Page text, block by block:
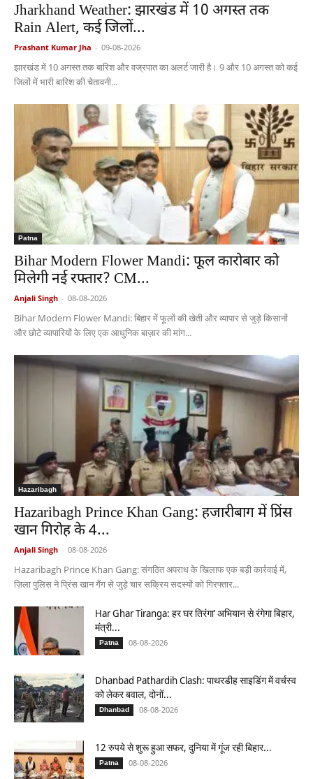
Jharkhand Weather: झारखंड में 10 अगस्त तक
Rain Alert, कई जिलों...
Prashant Kumar Jha - 09-08-2026
झारखंड में 10 अगस्त तक बारिश और वज्रपात का अलर्ट जारी है। 9 और 10 अगस्त को कई
जिलों में भारी बारिश की चेतावनी...
Patna
Bihar Modern Flower Mandi: फूल कारोबार को
मिलेगी नई रफ्तार? CM...
Anjali Singh - 08-08-2026
Bihar Modern Flower Mandi: बिहार में फूलों की खेती और व्यापार से जुड़े किसानों
और छोटे व्यापारियों के लिए एक आधुनिक बाज़ार की मांग...
Hazaribagh
Hazaribagh Prince Khan Gang: हजारीबाग में प्रिंस
खान गिरोह के 4...
Anjali Singh - 08-08-2026
Hazaribagh Prince Khan Gang: संगठित अपराध के खिलाफ एक बड़ी कार्रवाई में,
ज़िला पुलिस ने प्रिंस खान गैंग से जुड़े चार सक्रिय सदस्यों को गिरफ्तार...
Har Ghar Tiranga: हर घर तिरंगा’ अभियान से रंगेगा बिहार,
मंत्री...
Patna 08-08-2026
Dhanbad Pathardih Clash: पाथरडीह साइडिंग में वर्चस्व
को लेकर बवाल, दोनों...
Dhanbad 08-08-2026
12 रुपये से शुरू हुआ सफर, दुनिया में गूंज रही बिहार...
Patna 08-08-2026